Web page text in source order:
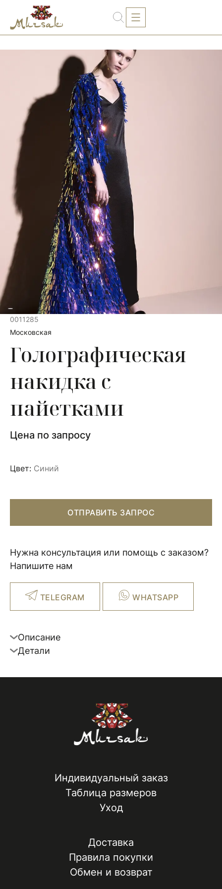
0011285
Московская
Голографическая
накидка с
пайетками
Цена по запросу
Цвет: Синий
ОТПРАВИТЬ ЗАПРОС
Нужна консультация или помощь с заказом?
Напишите нам
TELEGRAM WHATSAPP
Описание
Детали
Индивидуальный заказ
Таблица размеров
Уход
Доставка
Правила покупки
Обмен и возврат